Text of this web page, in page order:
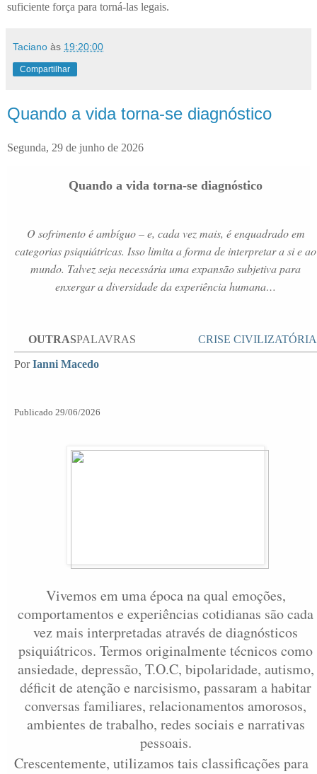
suficiente força para torná-las legais.
Taciano às 19:20:00
Compartilhar
Quando a vida torna-se diagnóstico
Segunda, 29 de junho de 2026
Quando a vida torna-se diagnóstico
O sofrimento é ambíguo – e, cada vez mais, é enquadrado em
categorias psiquiátricas. Isso limita a forma de interpretar a si e ao
mundo. Talvez seja necessária umaexpansão subjetivapara
enxergar a diversidade da experiência humana…
OUTRASPALAVRAS CRISE CIVILIZATÓRIA
PorIanni Macedo
Publicado 29/06/2026
Vivemos em uma época na qual emoções,
comportamentos e experiências cotidianas são cada
vez mais interpretadas através de diagnósticos
psiquiátricos. Termos originalmente técnicos como
ansiedade, depressão, T.O.C, bipolaridade, autismo,
déficit de atenção e narcisismo, passaram a habitar
conversas familiares, relacionamentos amorosos,
ambientes de trabalho, redes sociais e narrativas
pessoais.
Crescentemente, utilizamos tais classificações para